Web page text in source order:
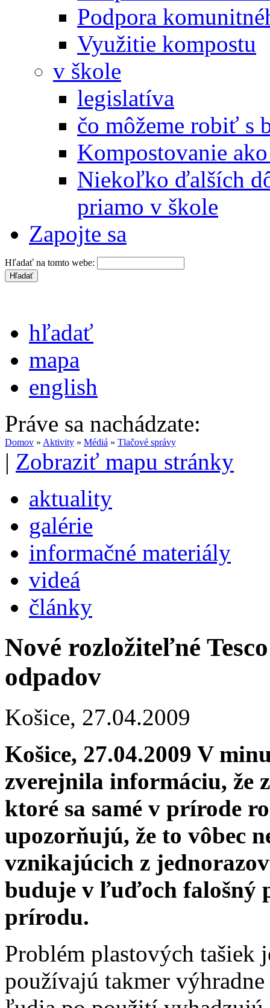
Podpora
Využitie kompostu
v škole
legislatíva
čo môžeme robiť s
Kompostovanie
Niekoľko ďalších
priamo v škole
Zapojte sa
Hľadať na tomto webe:
hľadať
mapa
english
Práve sa nachádzate:
Domov » Aktivity » Médiá » Tlačové správy
| Zobraziť mapu stránky
aktuality
galérie
informačné materiály
videá
články
Nové rozložiteľné
odpadov
Košice, 27.04.2009
Košice, 27.04.2009 V
zverejnila informáciu, že
ktoré sa samé v prírode
upozorňujú, že to vôbec
vznikajúcich z
buduje v ľuďoch falošný
prírodu.
Problém plastových tašiek
používajú takmer